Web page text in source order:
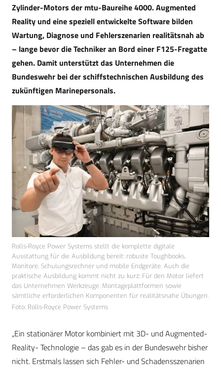
Zylinder-Motors der mtu-Baureihe 4000. Augmented
Reality und eine speziell entwickelte Software bilden
Wartung, Diagnose und Fehlerszenarien realitätsnah ab
– lange bevor die Techniker an Bord einer F125-Fregatte
gehen. Damit unterstützt das Unternehmen die
Bundeswehr bei der schiffstechnischen Ausbildung des
zukünftigen Marinepersonals.
Rolls-Royce Power Systems stellt die komplette digitale
Ausstattung für die Ausbildung bereit: robuste Toughbooks,
Monitore, Schulungsrechner und mobile Endgeräte. Auch die
praktische Ausbildung kommt nicht zu kurz: Für den Motor liefert
das Unternehmen Werkzeuge, Montageplattformen sowie
sämtliche erforderlichen Komponenten für realitätsnahe Übungen.
Foto: Rolls-Royce Power Systems
„Ein stationärer Motor kombiniert mit 3D- und Augmented-
Reality- Technologie – das gab es in der Bundeswehr bisher
nicht. Erstmals lassen sich Fehler- und Schadensszenarien